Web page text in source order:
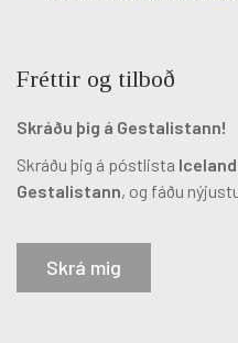
Fréttir og tilboð
Skráðu þig á Gestalistann!
Skráðu þig á póstlista
Gestalistann, og fáðu
Skrá mig